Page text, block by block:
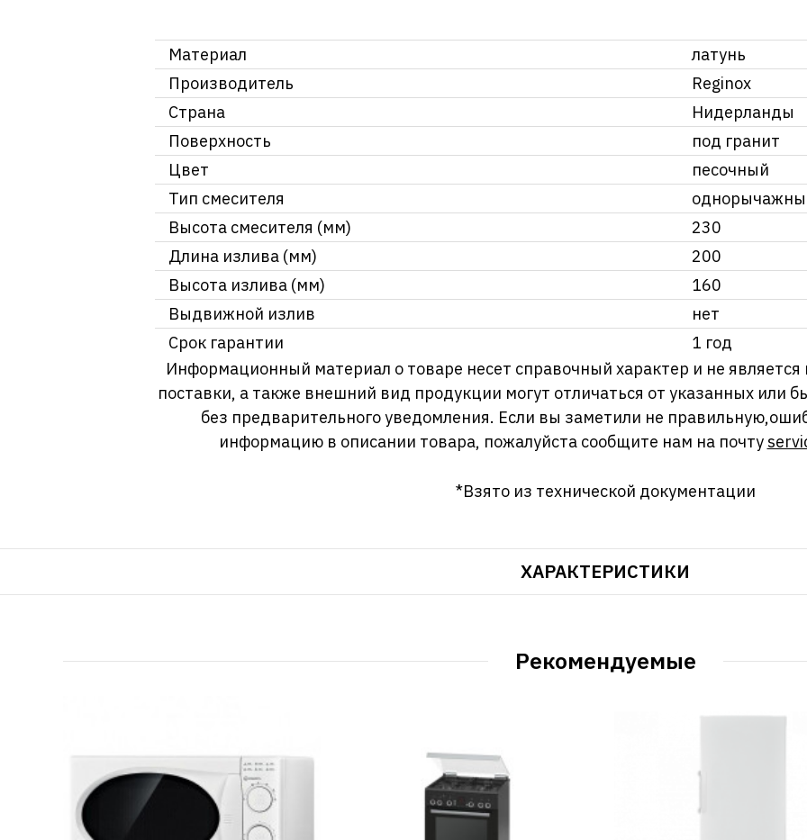
Материал
латунь
Производитель
Reginox
Страна
Нидерланды
Поверхность
под гранит
Цвет
песочный
Тип смесителя
Высота смесителя (мм)
230
Длина излива (мм)
200
Высота излива (мм)
160
Выдвижной излив
нет
Срок гарантии
1 год
Информационный материал о товаре несет справочный характер и не
поставки, а также внешний вид продукции могут отличаться от указанных или
без предварительного уведомления. Если вы заметили не
информацию в описании товара, пожалуйста сообщите нам на почту
*Взято из технической документации
ХАРАКТЕРИСТИКИ
Рекомендуемые